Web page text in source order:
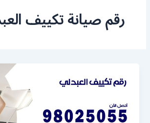
رقم صيانة تكييف